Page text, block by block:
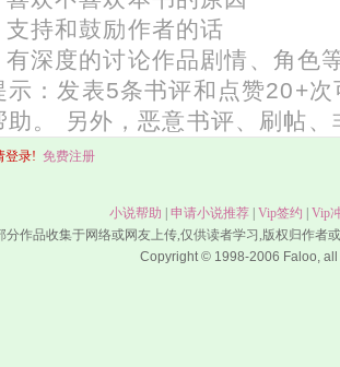
登录! 免费注册
小说帮助 申请小说推荐 Vip签约
Vip
分作品收集于网络或网友上传,仅供读者学习,版权归作者
Copyright © 1998-2006 Faloo,